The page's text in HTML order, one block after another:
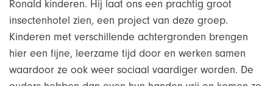
Ronald kinderen. Hij laat ons een prachtig groot
insectenhotel zien, een project van deze groep.
Kinderen met verschillende achtergronden brengen
hier een fijne, leerzame tijd door en werken samen
waardoor ze ook weer sociaal vaardiger worden. De